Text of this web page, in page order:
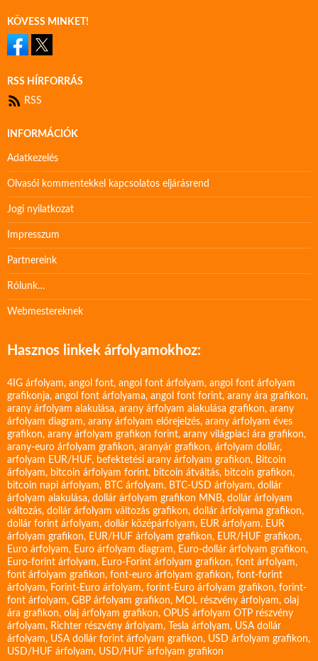
KÖVESS MINKET!
RSS HÍRFORRÁS
RSS
INFORMÁCIÓK
Adatkezelés
Olvasói kommentekkel kapcsolatos eljárásrend
Jogi nyilatkozat
Impresszum
Partnereink
Rólunk…
Webmestereknek
Hasznos linkek árfolyamokhoz:
4IG árfolyam, angol font, angol font árfolyam, angol font árfolyam
grafikonja, angol font árfolyama, angol font forint, arany ára grafikon,
arany árfolyam alakulása, arany árfolyam alakulása grafikon, arany
árfolyam diagram, arany árfolyam előrejelzés, arany árfolyam éves
grafikon, arany árfolyam grafikon forint, arany világpiaci ára grafikon,
arany-euro árfolyam grafikon, aranyár grafikon, árfolyam dollár,
arfolyam EUR/HUF, befektetési arany árfolyam grafikon, Bitcoin
árfolyam, bitcoin árfolyam forint, bitcoin átváltás, bitcoin grafikon,
bitcoin napi árfolyam, BTC árfolyam, BTC-USD árfolyam, dollár
árfolyam alakulása, dollár árfolyam grafikon MNB, dollár árfolyam
változás, dollár árfolyam változás grafikon, dollár árfolyama grafikon,
dollár forint árfolyam, dollár középárfolyam, EUR árfolyam, EUR
árfolyam grafikon, EUR/HUF árfolyam grafikon, EUR/HUF grafikon,
Euro árfolyam, Euro árfolyam diagram, Euro-dollár árfolyam grafikon,
Euro-forint árfolyam, Euro-Forint árfolyam grafikon, font árfolyam,
font árfolyam grafikon, font-euro árfolyam grafikon, font-forint
árfolyam, Forint-Euro árfolyam, forint-Euro árfolyam grafikon, forint-
font árfolyam, GBP árfolyam grafikon, MOL részvény árfolyam, olaj
ára grafikon, olaj árfolyam grafikon, OPUS árfolyam OTP részvény
árfolyam, Richter részvény árfolyam, Tesla árfolyam, USA dollár
árfolyam, USA dollár forint árfolyam grafikon, USD árfolyam grafikon,
USD/HUF árfolyam, USD/HUF árfolyam grafikon